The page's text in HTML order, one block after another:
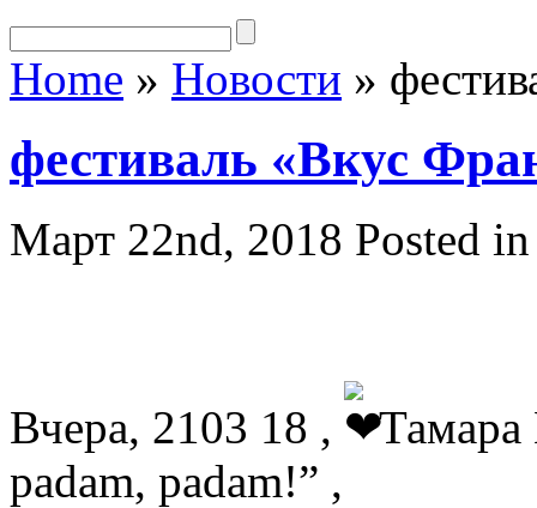
Home » Новости »
фестиваль «Вкус
Март 22nd, 2018 Posted
Вчера, 2103 18 ,
Тамара
padam, padam!” ,